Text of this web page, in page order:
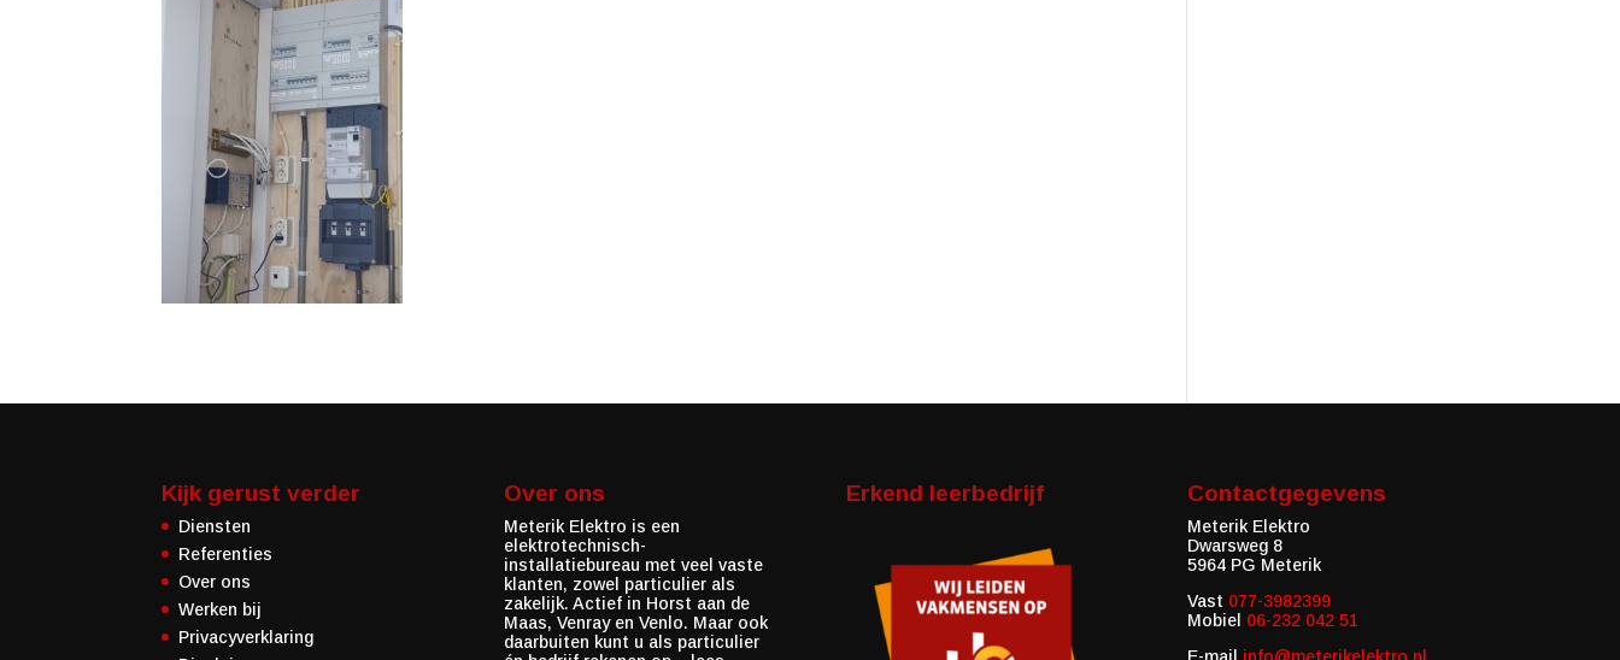
Kijk gerust verder
Diensten
Referenties
Over ons
Werken bij
Privacyverklaring
Over ons
Meterik Elektro is een
elektrotechnisch-
installatiebureau met veel vaste
klanten, zowel particulier als
zakelijk. Actief in Horst aan de
Maas, Venray en Venlo. Maar ook
daarbuiten kunt u als particulier
Erkend leerbedrijf Contactgegevens
Meterik Elektro
Dwarsweg 8
5964 PG Meterik
Vast 077-3982399
Mobiel 06-232 042 51
E-mail info@meterikelektro.nl